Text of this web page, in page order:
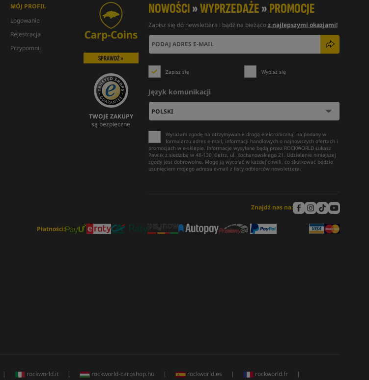
NOWOŚCI»WYPRZEDAŻE»PROMOCJE
Zapisz się do newslettera i bądź na bieżącoz najlepszymi okazjami!
Zapisz się Wypisz się
Język komunikacji
Wyrażam zgodę na otrzymywanie drogą elektroniczną, na podany w
formularzu adres e-mail, informacji handlowych o najnowszych ofertach i
promocjach w e-sklepie. Informacje wysyłane będą przez ROCKWORLD Łukasz
Pawlik z siedzibą w 48-130 Kietrz, ul. Kochanowskiego 21. Udzielenie niniejszej
zgody jest dobrowolne. Mogę ją wycofać w każdej chwili, co skutkować będzie
usunięciem mojego adresu e-mail z listy odbiorców newslettera.
Znajdź nas na:
Płatności:
MÓJ PROFIL
Logowanie
Rejestracja
Przypomnij
SPRAWDŹ »
TWOJE ZAKUPY
są bezpieczne
| rockworld.it | rockworld-carpshop.hu | rockworld.es | rockworld.fr |